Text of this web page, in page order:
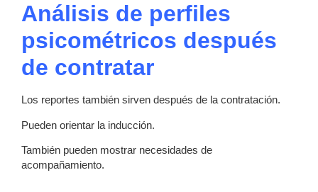
Análisis de perfiles
psicométricos después
de contratar
Los reportes también sirven después de la contratación.
Pueden orientar la inducción.
También pueden mostrar necesidades de
acompañamiento.